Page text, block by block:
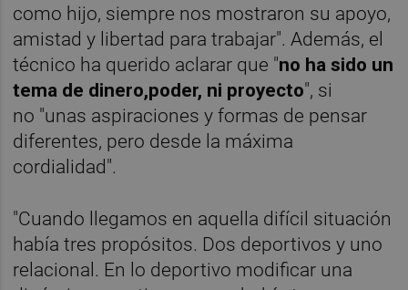
como hijo, siempre nos mostraron su apoyo,
amistad y libertad para trabajar". Además, el
técnico ha querido aclarar que "no ha sido un
tema de dinero,poder, ni proyecto", si
no "unas aspiraciones y formas de pensar
diferentes, pero desde la máxima
cordialidad".
"Cuando llegamos en aquella difícil situación
había tres propósitos. Dos deportivos y uno
relacional. En lo deportivo modificar una